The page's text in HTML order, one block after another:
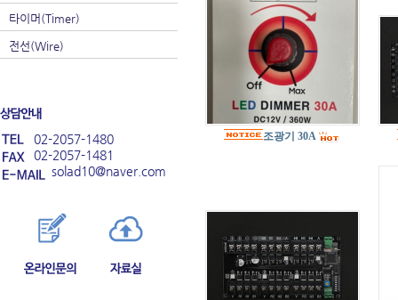
타이머(Timer)
전선(Wire)
02-2057-1480
02-2057-1481
solad10@naver.com
조광기 30A